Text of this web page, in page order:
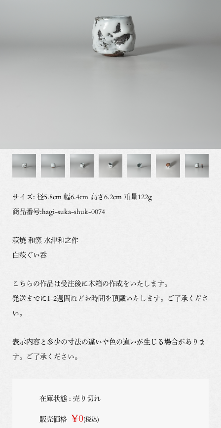
サイズ: 径5.8cm 幅6.4cm 高さ6.2cm 重量122g
商品番号:hagi-suka-shuk-0074
萩焼 和窯 水津和之作
白萩ぐい呑
こちらの作品は受注後に木箱の作成をいたします。
発送までに1-2週間ほどお時間を頂戴いたします。ご了承くださ
い。
表示内容と多少の寸法の違いや色の違いが生じる場合がありま
す。ご了承ください。
在庫状態 : 売り切れ
販売価格 ¥0(税込)